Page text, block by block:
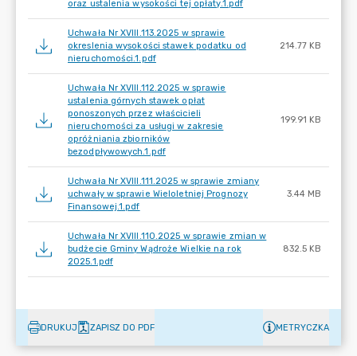
oraz ustalenia wysokości tej opłaty.1.pdf
Uchwała Nr XVIII.113.2025 w sprawie
okreslenia wysokości stawek podatku od
nieruchomości.1.pdf
214.77 KB
Uchwała Nr XVIII.112.2025 w sprawie
ustalenia górnych stawek opłat
ponoszonych przez właścicieli
nieruchomości za usługi w zakresie
opróżniania zbiorników
bezodpływowych.1.pdf
199.91 KB
Uchwała Nr XVIII.111.2025 w sprawie zmiany
uchwały w sprawie Wieloletniej Prognozy
Finansowej.1.pdf
3.44 MB
Uchwała Nr XVIII.110.2025 w sprawie zmian w
budżecie Gminy Wądroże Wielkie na rok
2025.1.pdf
832.5 KB
DRUKUJ ZAPISZ DO PDF METRYCZKA